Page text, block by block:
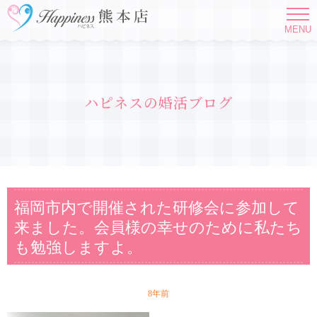
MENU
ハピネスの婚活ブログ
福岡市内で開催された研修会に参加して
来ました。会員様の幸せのために私たち
も勉強しますよ。
8年前